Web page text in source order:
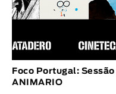
Foco Portugal:
ANIMARIO